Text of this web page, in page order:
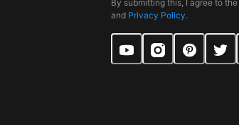
By submitting this, I agree to the
and Privacy Policy.